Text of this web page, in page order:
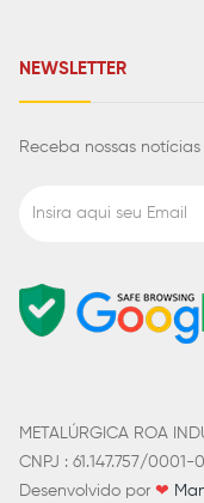
NEWSLETTER
Receba nossas
METALÚRGICA ROA
CNPJ : 61.147.757/0001-
Desenvolvido por ❤